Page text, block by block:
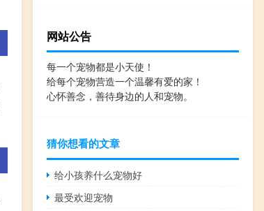
网站公告
每一个宠物都是小天使！
给每个宠物营造一个温馨有爱的家！
心怀善念，善待身边的人和宠物。
猜你想看的文章
给小孩养什么宠物好
最受欢迎宠物